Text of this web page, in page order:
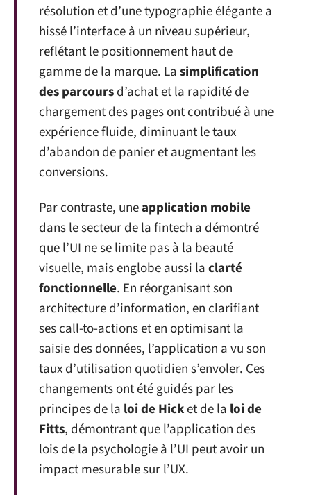
résolution et d’une typographie élégante a
hissé l’interface à un niveau supérieur,
reflétant le positionnement haut de
gamme de la marque. Lasimplification
des parcoursd’achat et la rapidité de
chargement des pages ont contribué à une
expérience fluide, diminuant le taux
d’abandon de panier et augmentant les
conversions.
Par contraste, uneapplication mobile
dans le secteur de la fintech a démontré
que l’UI ne se limite pas à la beauté
visuelle, mais englobe aussi laclarté
fonctionnelle. En réorganisant son
architecture d’information, en clarifiant
ses call-to-actions et en optimisant la
saisie des données, l’application a vu son
taux d’utilisation quotidien s’envoler. Ces
changements ont été guidés par les
principes de la loi de Hicket de la loi de
Fitts, démontrant que l’application des
lois de la psychologie à l’UI peut avoir un
impact mesurable sur l’UX.